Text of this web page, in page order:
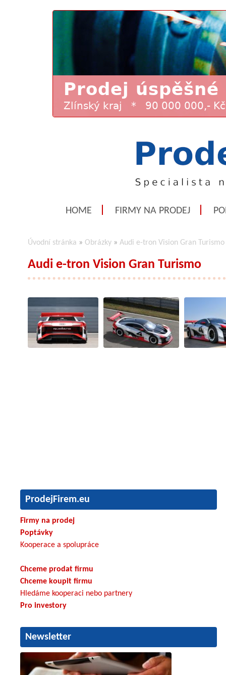
HOME FIRMY NA PRODEJ
Úvodní stránka » Obrázky » Audi e-tron Vision Gran Turismo
Audi e-tron Vision Gran Turismo
ProdejFirem.eu
Firmy na prodej
Poptávky
Kooperace a spolupráce
Chceme prodat firmu
Chceme koupit firmu
Hledáme kooperaci nebo partnery
Pro investory
Newsletter